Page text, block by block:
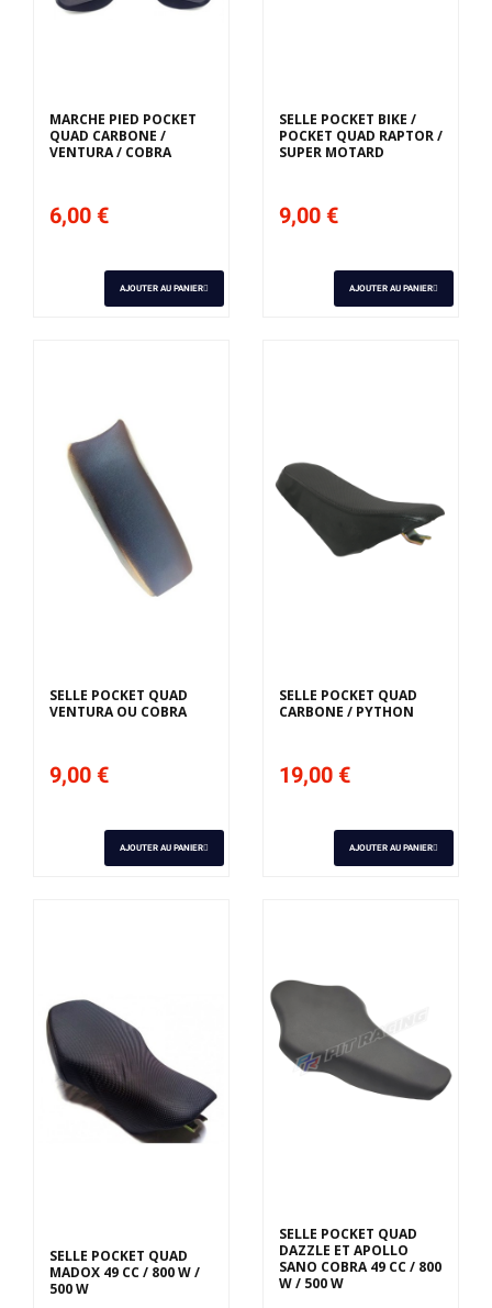
MARCHE PIED POCKET
QUAD CARBONE /
VENTURA / COBRA
6,00 €
AJOUTER AU PANIER
SELLE POCKET BIKE /
POCKET QUAD RAPTOR /
SUPER MOTARD
9,00 €
AJOUTER AU PANIER
SELLE POCKET QUAD
VENTURA OU COBRA
9,00 €
AJOUTER AU PANIER
SELLE POCKET QUAD
CARBONE / PYTHON
19,00 €
AJOUTER AU PANIER
SELLE POCKET QUAD
MADOX 49 CC / 800 W /
500 W
SELLE POCKET QUAD
DAZZLE ET APOLLO
SANO COBRA 49 CC / 800
W / 500 W